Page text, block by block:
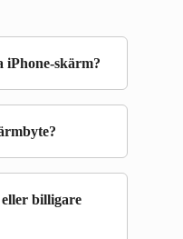
iPhone-skärm?
billigare